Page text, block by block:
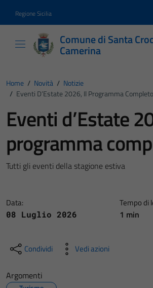
Regione Sicilia
Comune di Santa
Camerina
Home / Novità / Notizie
/ Eventi D’Estate 2026, Il Programma Completo
Eventi d’Estate
programma
Tutti gli eventi della stagione estiva
Data:
08 Luglio 2026
Tempo di
1 min
Condividi Vedi azioni
Argomenti